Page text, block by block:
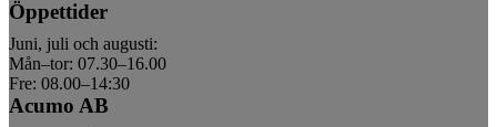
Öppettider
Juni, juli och augusti:
Mån–tor: 07.30–16.00
Fre: 08.00–14:30
Acumo AB